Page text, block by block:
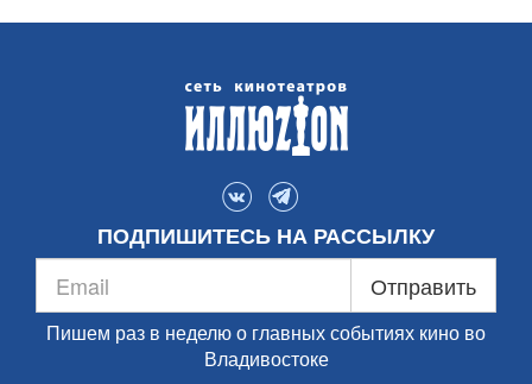
ПОДПИШИТЕСЬ НА РАССЫЛКУ
Отправить
Пишем раз в неделю о главных событиях кино во
Владивостоке